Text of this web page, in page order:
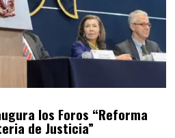
los Foros “Reforma
de Justicia”